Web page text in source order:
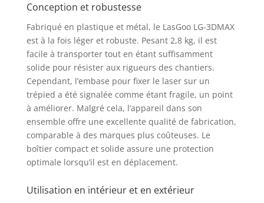
prolongée, ce qui est
bénéfique pour les
tâches nécessitant une
utilisation continue de
longue durée Design
pratique et support
magnétique
professionnel: Le
LasGoo LG-3DMAX est
doté de filets de
montage 1/4"-20 et
5/8"-11 en bas pour
s'adapter à différentes
trépieds. L'adaptateur
Conception et robustesse
Fabriqué en plastique et métal, le LasGoo LG-3DMAX
est à la fois léger et robuste. Pesant 2,8 kg, il est
facile à transporter tout en étant suffisamment
solide pour résister aux rigueurs des chantiers.
Cependant, l’embase pour fixer le laser sur un
trépied a été signalée comme étant fragile, un point
à améliorer. Malgré cela, l’appareil dans son
ensemble offre une excellente qualité de fabrication,
comparable à des marques plus coûteuses. Le
boîtier compact et solide assure une protection
optimale lorsqu’il est en déplacement.
Utilisation en intérieur et en extérieur